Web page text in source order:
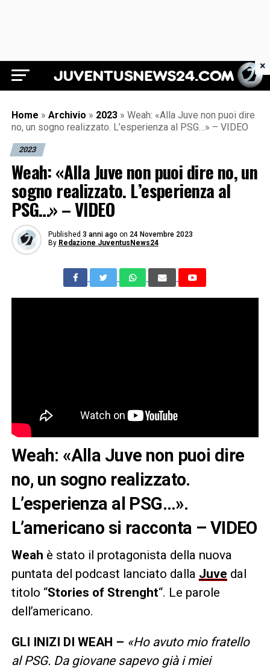
Juventus News 24
Home » Archivio » 2023 » Weah: «Alla Juve non puoi dire
no, un sogno realizzato. L’esperienza al PSG…» – VIDEO
2023
Weah: «Alla Juve non puoi dire no, un
sogno realizzato. L’esperienza al
PSG…» – VIDEO
Published 3 anni ago on 24 Novembre 2023
By Redazione JuventusNews24
Weah: «Alla Juve non puoi dire
no, un sogno realizzato.
L’esperienza al PSG…».
L’americano si racconta – VIDEO
Weah è stato il protagonista della nuova
puntata del podcast lanciato dalla Juve dal
titolo “Stories of Strenght“. Le parole
dell’americano.
GLI INIZI DI WEAH – «Ho avuto mio fratello
al PSG. Da giovane sapevo già i miei
×